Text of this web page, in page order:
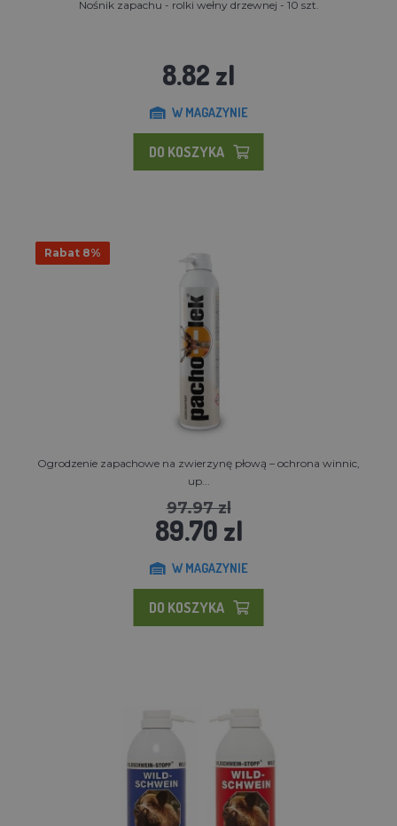
Nośnik zapachu - rolki wełny drzewnej - 10 szt.
8.82 zl
W MAGAZYNIE
DO KOSZYKA
Rabat 8%
Ogrodzenie zapachowe na zwierzynę płową – ochrona winnic,
up...
97.97 zl
89.70 zl
W MAGAZYNIE
DO KOSZYKA